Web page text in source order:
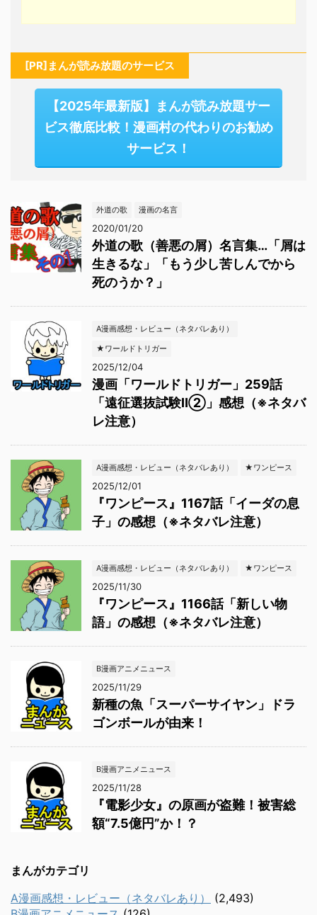
[PR]まんが読み放題のサービス
【2025年最新版】まんが読み放題サー
ビス徹底比較！漫画村の代わりのお勧め
サービス！
外道の歌 漫画の名言
2020/01/20
外道の歌（善悪の屑）名言集…「屑は
生きるな」「もう少し苦しんでから
死のうか？」
A漫画感想・レビュー（ネタバレあり）
★ワールドトリガー
2025/12/04
漫画「ワールドトリガー」259話
「遠征選抜試験Ⅱ②」感想（※ネタバ
レ注意）
A漫画感想・レビュー（ネタバレあり） ★ワンピース
2025/12/01
『ワンピース』1167話「イーダの息
子」の感想（※ネタバレ注意）
A漫画感想・レビュー（ネタバレあり） ★ワンピース
2025/11/30
『ワンピース』1166話「新しい物
語」の感想（※ネタバレ注意）
B漫画アニメニュース
2025/11/29
新種の魚「スーパーサイヤン」ドラ
ゴンボールが由来！
B漫画アニメニュース
2025/11/28
『電影少女』の原画が盗難！被害総
額“7.5億円”か！？
まんがカテゴリ
A漫画感想・レビュー（ネタバレあり）
(2,493)